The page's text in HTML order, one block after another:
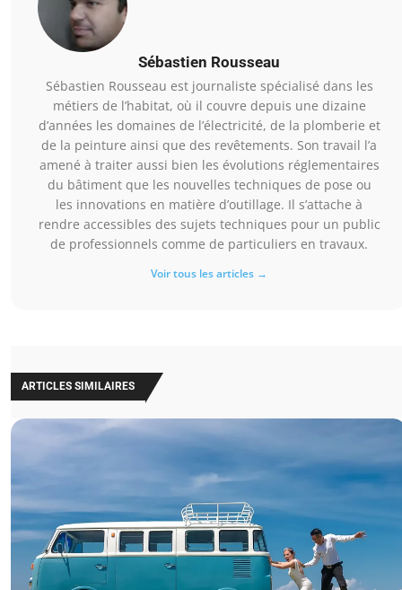
Sébastien Rousseau
Sébastien Rousseau est journaliste spécialisé dans les
métiers de l’habitat, où il couvre depuis une dizaine
d’années les domaines de l’électricité, de la plomberie et
de la peinture ainsi que des revêtements. Son travail l’a
amené à traiter aussi bien les évolutions réglementaires
du bâtiment que les nouvelles techniques de pose ou
les innovations en matière d’outillage. Il s’attache à
rendre accessibles des sujets techniques pour un public
de professionnels comme de particuliers en travaux.
Voir tous les articles →
ARTICLES SIMILAIRES